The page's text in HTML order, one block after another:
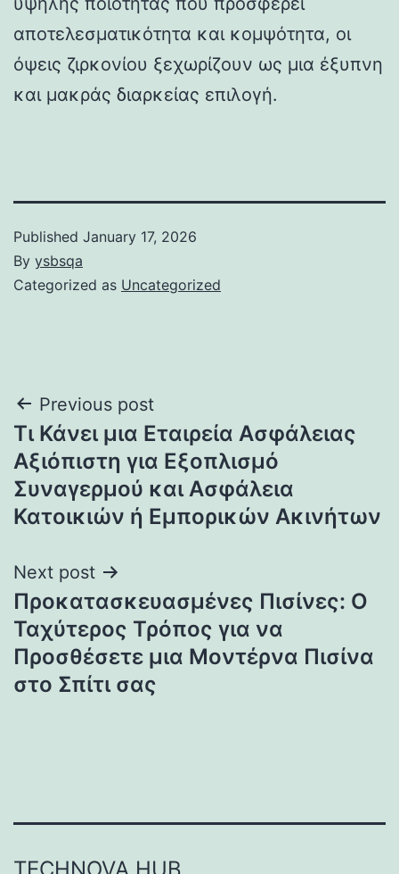
αποτελεσματικότητα και κομψότητα, οι
όψεις ζιρκονίου ξεχωρίζουν ως μια έξυπνη
και μακράς διαρκείας επιλογή.
Published January 17, 2026
By ysbsqa
Categorized as Uncategorized
Post
navigation
Previous post
Τι Κάνει μια Εταιρεία Ασφάλειας
Αξιόπιστη για Εξοπλισμό
Συναγερμού και Ασφάλεια
Κατοικιών ή Εμπορικών Ακινήτων
Next post
Προκατασκευασμένες Πισίνες: Ο
Ταχύτερος Τρόπος για να
Προσθέσετε μια Μοντέρνα Πισίνα
στο Σπίτι σας